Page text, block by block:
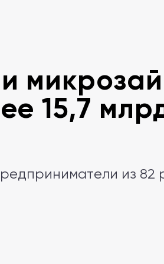
15,7
из 82